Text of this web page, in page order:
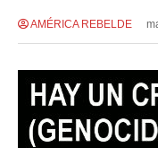
AMÉRICA REBELDE